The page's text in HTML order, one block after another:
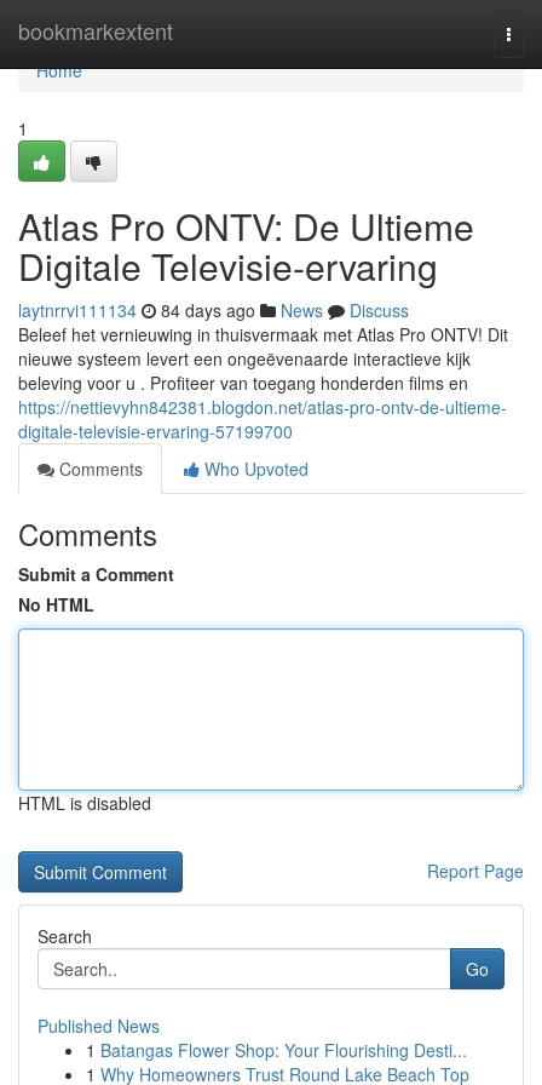
bookmarkextent
Home
Home
1
Atlas Pro ONTV: De Ultieme
Digitale Televisie-ervaring
laytnrrvi111134 84 days ago News
Discuss
Beleef het vernieuwing in thuisvermaak met Atlas Pro ONTV! Dit
nieuwe systeem levert een ongeëvenaarde interactieve kijk
beleving voor u . Profiteer van toegang honderden films en
https://nettievyhn842381.blogdon.net/atlas-pro-ontv-de-ultieme-
digitale-televisie-ervaring-57199700
Comments
Who Upvoted
Comments
Submit a Comment
No HTML
HTML is disabled
Report Page
Search
Go
Published News
1 Batangas Flower Shop: Your Flourishing Desti...
1 Why Homeowners Trust Round Lake Beach Top